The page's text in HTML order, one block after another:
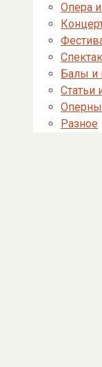
Опера
Балы и
Статьи
Разное